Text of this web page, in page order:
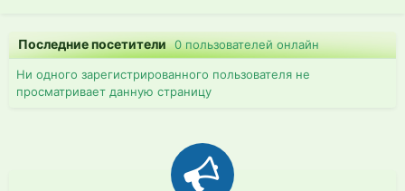
Последние посетители0 пользователей онлайн
Ни одного зарегистрированного пользователя не
просматривает данную страницу